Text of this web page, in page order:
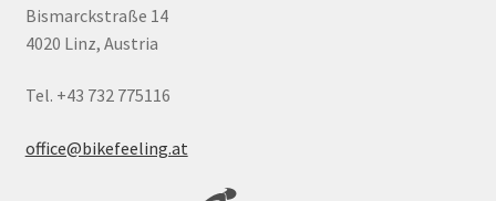
Bismarckstraße 14
4020 Linz, Austria
Tel. +43 732 775116
office@bikefeeling.at